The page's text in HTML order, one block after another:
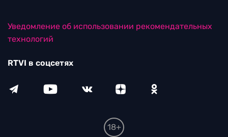
Уведомление об использовании рекомендательных
технологий
RTVI в соцсетях
18+